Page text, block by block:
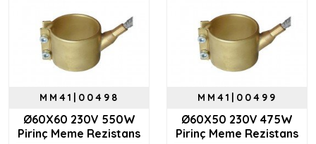
MM41|00498
Ø60X60 230V 550W
Pirinç Meme Rezistans
MM41|00499
Ø60X50 230V 475W
Pirinç Meme Rezistans